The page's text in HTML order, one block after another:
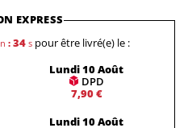
EXPRESS
: 33s pour être livré(e) le :
Lundi 10 Août
DPD
7,90 €
Lundi 10 Août